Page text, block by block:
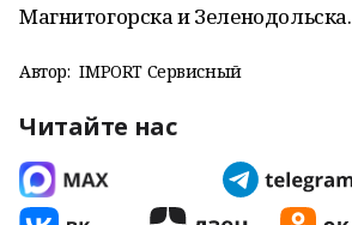
Магнитогорска и Зеленодольска.
Автор: IMPORT Сервисный
Читайте нас